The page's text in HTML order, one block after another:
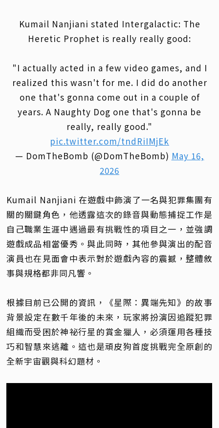
Kumail Nanjiani stated Intergalactic: The
Heretic Prophet is really really good:
"I actually acted in a few video games, and I
realized this wasn't for me. I did do another
one that's gonna come out in a couple of
years. A Naughty Dog one that's gonna be
really, really good."
pic.twitter.com/tndRiIMjEk
— DomTheBomb (@DomTheBomb) May 16,
2026
Kumail Nanjiani 在遊戲中飾演了一名與犯罪集團有
關的關鍵角色，他透露這次的錄音與動態捕捉工作是
自己職業生涯中遇過最有挑戰性的項目之一，並強調
遊戲成品相當優秀。與此同時，其他參與演出的配音
演員也在見面會中表示對於遊戲內容的震撼，整體敘
事與規格都非同凡響。
根據目前已公開的資訊，《星際：異端先知》的故事
背景設定在數千年後的未來，玩家將扮演因追蹤犯罪
組織而受困於神祕行星的賞金獵人，必須運用各種技
巧和智慧來逃離。這也是頑皮狗首度挑戰完全原創的
全新宇宙觀與科幻題材。